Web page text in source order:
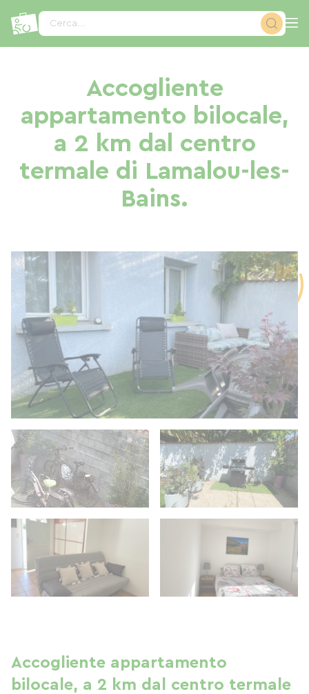
Cerca...
Accogliente
appartamento bilocale,
a 2 km dal centro
termale di Lamalou-les-
Bains.
Accogliente appartamento
bilocale, a 2 km dal centro termale
Pannello di gestione dei cookies